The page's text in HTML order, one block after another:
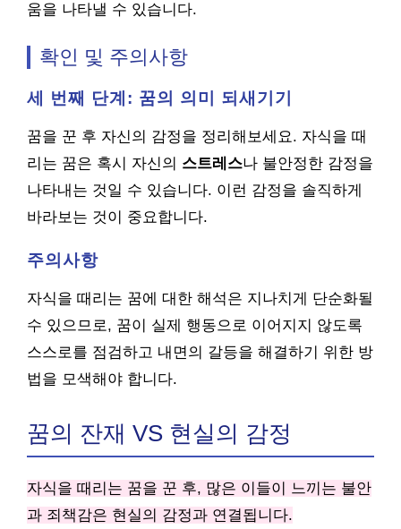
움을 나타낼 수 있습니다.
확인 및 주의사항
세 번째 단계: 꿈의 의미 되새기기
꿈을 꾼 후 자신의 감정을 정리해보세요. 자식을 때
리는 꿈은 혹시 자신의 스트레스나 불안정한 감정을
나타내는 것일 수 있습니다. 이런 감정을 솔직하게
바라보는 것이 중요합니다.
주의사항
자식을 때리는 꿈에 대한 해석은 지나치게 단순화될
수 있으므로, 꿈이 실제 행동으로 이어지지 않도록
스스로를 점검하고 내면의 갈등을 해결하기 위한 방
법을 모색해야 합니다.
꿈의 잔재 VS 현실의 감정
자식을 때리는 꿈을 꾼 후, 많은 이들이 느끼는 불안
과 죄책감은 현실의 감정과 연결됩니다.